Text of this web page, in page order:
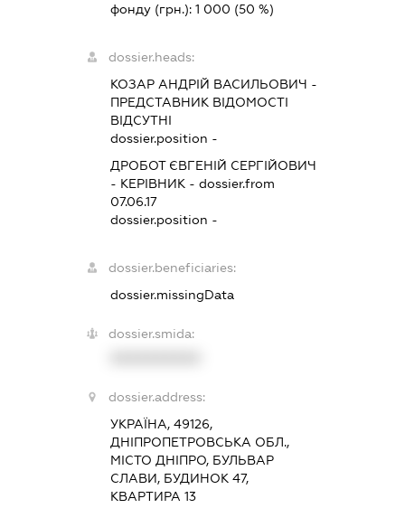
фонду (грн.): 1 000 (50 %)
dossier.heads:
КОЗАР АНДРІЙ ВАСИЛЬОВИЧ -
ПРЕДСТАВНИК ВІДОМОСТІ
ВІДСУТНІ
dossier.position -
ДРОБОТ ЄВГЕНІЙ СЕРГІЙОВИЧ
- КЕРІВНИК - dossier.from
07.06.17
dossier.position -
dossier.beneficiaries:
dossier.missingData
dossier.smida:
dossier.address:
УКРАЇНА, 49126,
ДНІПРОПЕТРОВСЬКА ОБЛ.,
МІСТО ДНІПРО, БУЛЬВАР
СЛАВИ, БУДИНОК 47,
КВАРТИРА 13